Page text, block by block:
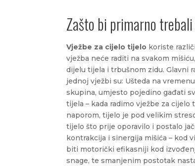
Zašto bi primarno
Vježbe za cijelo tijelo koriste
vježba neće raditi na svakom
dijelu tijela i trbušnom zidu. Glavni
jednoj vježbi su: Ušteda na
skupina, umjesto pojedino gađati
tijela – kada radimo vježbe za
naporom, tijelo je pod velikim
tijelo što prije oporavilo i postalo
kontrakcija i sinergija mišića – kod
biti motorički efikasniji kod
snage, te smanjenim postotak